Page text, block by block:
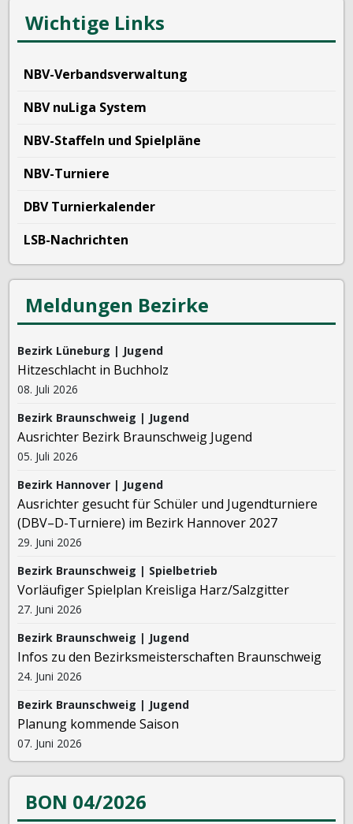
Wichtige Links
NBV-Verbandsverwaltung
NBV nuLiga System
NBV-Staffeln und Spielpläne
NBV-Turniere
DBV Turnierkalender
LSB-Nachrichten
Meldungen Bezirke
Bezirk Lüneburg | Jugend
Hitzeschlacht in Buchholz
08. Juli 2026
Bezirk Braunschweig | Jugend
Ausrichter Bezirk Braunschweig Jugend
05. Juli 2026
Bezirk Hannover | Jugend
Ausrichter gesucht für Schüler und Jugendturniere
(DBV–D-Turniere) im Bezirk Hannover 2027
29. Juni 2026
Bezirk Braunschweig | Spielbetrieb
Vorläufiger Spielplan Kreisliga Harz/Salzgitter
27. Juni 2026
Bezirk Braunschweig | Jugend
Infos zu den Bezirksmeisterschaften Braunschweig
24. Juni 2026
Bezirk Braunschweig | Jugend
Planung kommende Saison
07. Juni 2026
BON 04/2026